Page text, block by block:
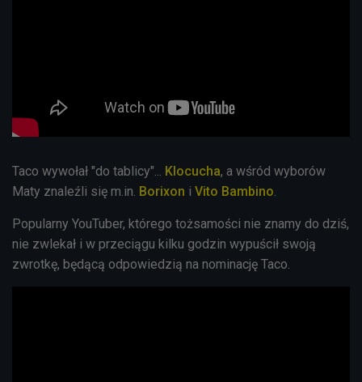
Taco wywołał "do tablicy"... Klocucha, a wśród wyborów
Maty znaleźli się m.in. Borixon i Vito Bambino.
Popularny YouTuber, którego tożsamości nie znamy do dziś,
nie zwlekał i w przeciągu kilku godzin wypuścił swoją
zwrotkę, będącą odpowiedzią na nominację Taco.